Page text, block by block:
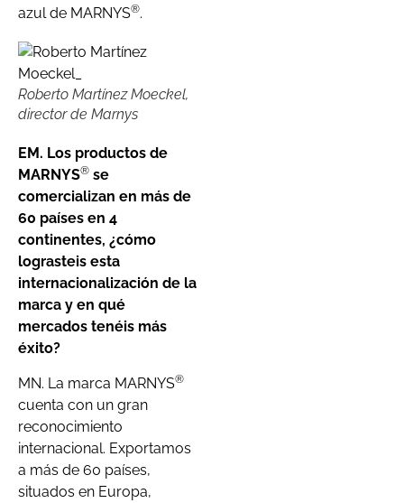
azul de MARNYS®.
Roberto Martínez Moeckel,
director de Marnys
EM. Los productos de
MARNYS® se
comercializan en más de
60 países en 4
continentes, ¿cómo
lograsteis esta
internacionalización de la
marca y en qué
mercados tenéis más
éxito?
MN. La marca MARNYS®
cuenta con un gran
reconocimiento
internacional. Exportamos
a más de 60 países,
situados en Europa,